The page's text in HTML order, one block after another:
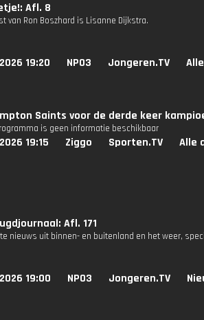
Afl. 8
van Ron Boszhard is Lisanne Dijkstra.
19:20 NPO3 Jongeren.TV
Saints voor de derde keer
is geen informatie beschikbaar
19:15 Ziggo Sporten.TV Alle
Afl. 171
nieuws uit binnen- en buitenland en het weer,
19:00 NPO3 Jongeren.TV